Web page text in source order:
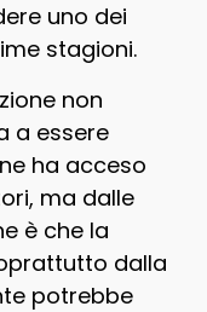
uno dei
stagioni.
non
a essere
ha acceso
ma dalle
è che la
dalla
potrebbe